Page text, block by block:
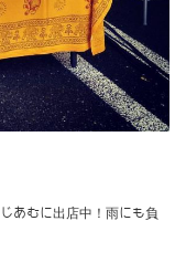
あむに出店中！雨にも負